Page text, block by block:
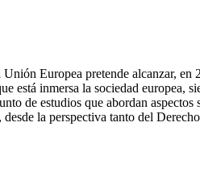
Europea pretende alcanzar,
inmersa la sociedad europea,
de estudios que abordan
la perspectiva tanto del